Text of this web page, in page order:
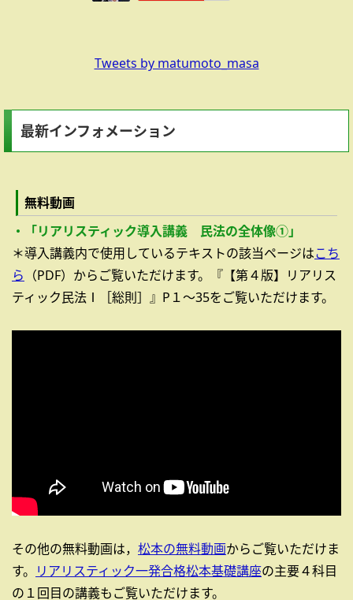
Tweets by matumoto_masa
最新インフォメーション
無料動画
・「リアリスティック導入講義 民法の全体像①」
＊導入講義内で使用しているテキストの該当ページはこち
ら （PDF）からご覧いただけます。『【第４版】リアリス
ティック民法Ⅰ［総則］』P１～35をご覧いただけます。
その他の無料動画は， 松本の無料動画からご覧いただけま
す。 リアリスティック一発合格松本基礎講座の主要４科目
の１回目の講義もご覧いただけます。